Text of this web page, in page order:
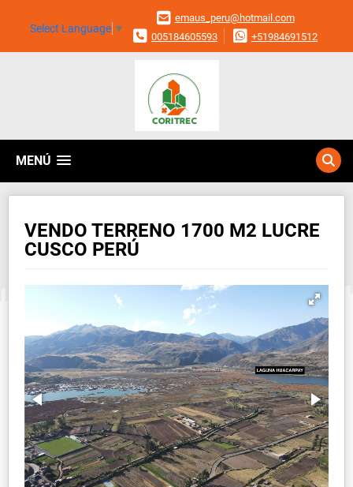
Select Language ▼
emaus_peru@hotmail.com
005184605593
+51984691512
MENÚ
VENDO TERRENO 1700 M2 LUCRE
CUSCO PERÚ